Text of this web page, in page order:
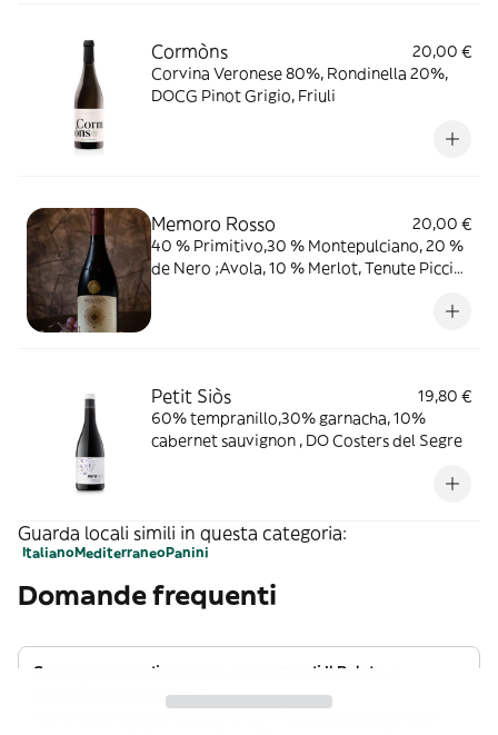
Cormòns
20,00 €
Corvina Veronese 80%, Rondinella 20%,
DOCG Pinot Grigio, Friuli
Memoro Rosso
20,00 €
40 % Primitivo,30 % Montepulciano, 20 %
de Nero ;Avola, 10 % Merlot, Tenute Piccini,
Petit Siòs
19,80 €
60% tempranillo,30% garnacha, 10%
cabernet sauvignon , DO Costers del Segre
Guarda locali simili in questa categoria:
ItalianoMediterraneoPanini
Domande frequenti
Come posso ordinare una consegna di Il Palato a
domicilio a Barcelona?